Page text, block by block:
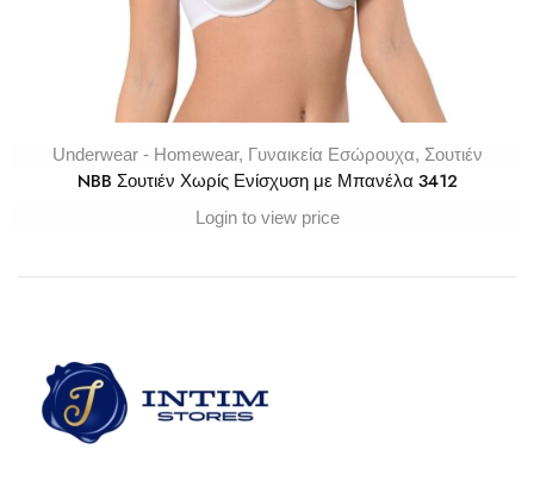
Underwear - Homewear, Γυναικεία Εσώρουχα, Σουτιέν
NBB Σουτιέν Χωρίς Ενίσχυση με Μπανέλα 3412
Login to view price